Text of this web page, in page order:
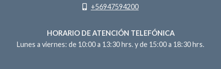
+56947594200
HORARIO DE ATENCIÓN TELEFÓNICA
Lunes a viernes: de 10:00 a 13:30 hrs. y de 15:00 a 18:30 hrs.